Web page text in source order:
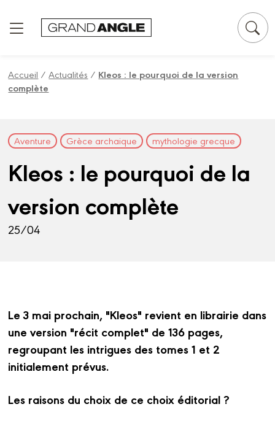
Accueil /Actualités / Kleos : le pourquoi de la version
complète
Aventure Grèce archaique mythologie grecque
Kleos : le pourquoi de la
version complète
25/04
Le 3 mai prochain, "Kleos" revient en librairie dans
une version "récit complet" de 136 pages,
regroupant les intrigues des tomes 1 et 2
initialement prévus.
Les raisons du choix de ce choix éditorial ?